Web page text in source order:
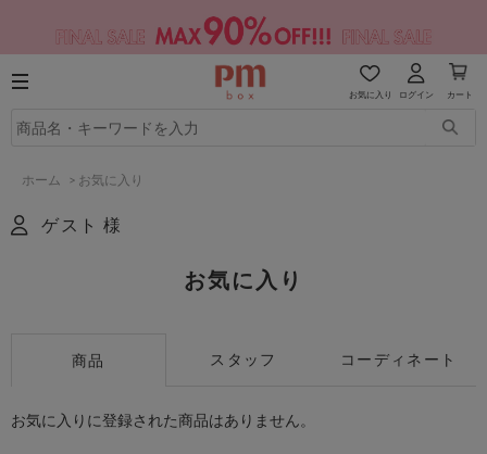
お気に入り ログイン カート
ホーム > お気に入り
ゲスト 様
お気に入り
商品 スタッフ コーディネート
お気に入りに登録された商品はありません。